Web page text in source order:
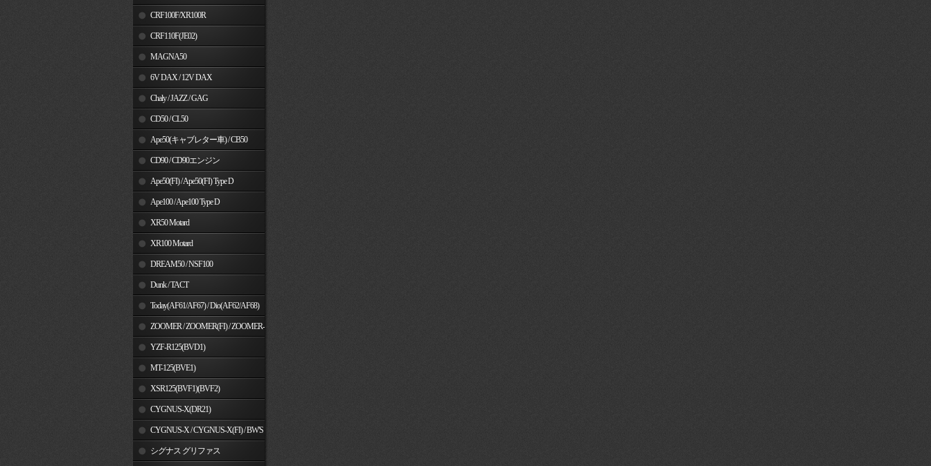
CRF100F/XR100R
CRF110F(JE02)
MAGNA50
6V DAX / 12V DAX
Chaly / JAZZ / GAG
CD50 / CL50
Ape50(キャブレター車) / CB50
CD90 / CD90エンジン
Ape50(FI) / Ape50(FI) Type D
Ape100 / Ape100 Type D
XR50 Motard
XR100 Motard
DREAM50 / NSF100
Dunk / TACT
Today(AF61/AF67) / Dio(AF62/AF68)
ZOOMER / ZOOMER(FI) / ZOOMER-
YZF-R125(BVD1)
MT-125(BVE1)
XSR125(BVF1)(BVF2)
CYGNUS-X(DR21)
CYGNUS-X / CYGNUS-X(FI) / BW'S
125 シグナス グリファス